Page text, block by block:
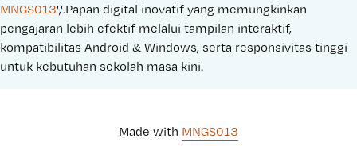
c
e
:
MNGS013','.Papan digital inovatif yang memungkinkan
pengajaran lebih efektif melalui tampilan interaktif,
kompatibilitas Android & Windows, serta responsivitas tinggi
untuk kebutuhan sekolah masa kini.
Made with MNGS013